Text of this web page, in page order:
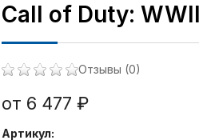
Call of Duty:
Отзывы (0)
от 6 477 ₽
Артикул: